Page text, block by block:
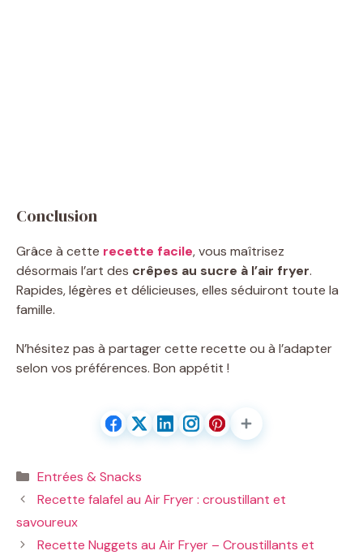
Conclusion
Grâce à cette recette facile, vous maîtrisez
désormais l’art des crêpes au sucre à l’air fryer.
Rapides, légères et délicieuses, elles séduiront toute la
famille.
N’hésitez pas à partager cette recette ou à l’adapter
selon vos préférences. Bon appétit !
Catégories
Entrées & Snacks
Recette falafel au Air Fryer : croustillant et
savoureux
Recette Nuggets au Air Fryer – Croustillants et